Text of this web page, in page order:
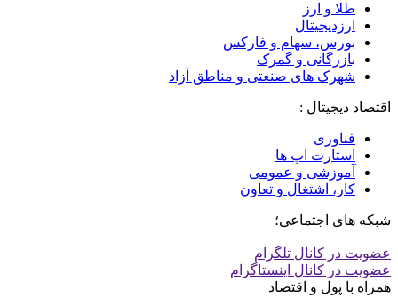
طلا و ارز
ارزدیجیتال
بورس، سهام و فارکس
بازرگانی و گمرک
شهرک های صنعتی و مناطق آزاد
اقتصاد دیجیتال :
فناوری
استارت اپ ها
آموزشی و عمومی
کار، اشتغال و تعاون
شبکه های اجتماعی؛
عضویت در کانال تلگرام
عضویت در کانال اینستاگرام
همراه با پول و اقتصاد